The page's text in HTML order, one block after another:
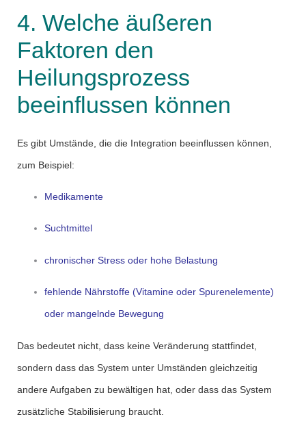
4. Welche äußeren
Faktoren den
Heilungsprozess
beeinflussen können
Es gibt Umstände, die die Integration beeinflussen können,
zum Beispiel:
Medikamente
Suchtmittel
chronischer Stress oder hohe Belastung
fehlende Nährstoffe (Vitamine oder Spurenelemente)
oder mangelnde Bewegung
Das bedeutet nicht, dass keine Veränderung stattfindet,
sondern dass das System unter Umständen gleichzeitig
andere Aufgaben zu bewältigen hat, oder dass das System
zusätzliche Stabilisierung braucht.